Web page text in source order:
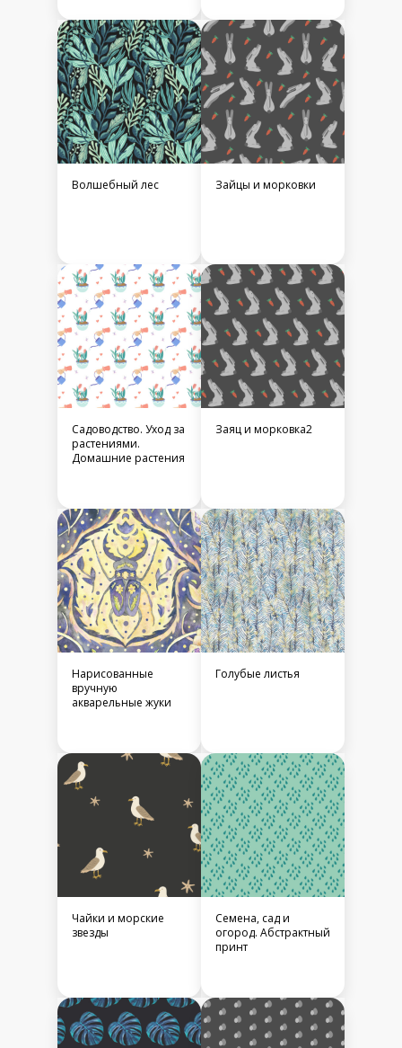
Волшебный лес Зайцы и морковки
Садоводство. Уход за
растениями.
Домашние растения
Заяц и морковка2
Нарисованные
вручную
акварельные жуки
Голубые листья
Чайки и морские
звезды
Семена, сад и
огород. Абстрактный
принт